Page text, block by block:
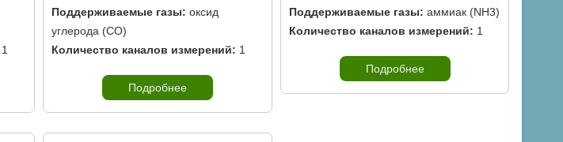
1
Поддерживаемые газы: оксид
углерода (CO)
Количество каналов измерений: 1
Подробнее
Поддерживаемые газы: аммиак (NH3)
Количество каналов измерений: 1
Подробнее